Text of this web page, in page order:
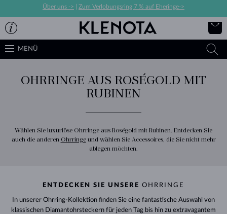
Über uns -> Zum Verlobungsring 7 % auf Eheringe->
MENÜ
OHRRINGE AUS ROSÉGOLD MIT
RUBINEN
Wählen Sie luxuriöse Ohrringe aus Roségold mit Rubinen. Entdecken Sie
auch die anderen Ohrringeund wählen Sie Accessoires, die Sie nicht mehr
ablegen möchten.
ENTDECKEN SIE UNSERE OHRRINGE
In unserer Ohrring-Kollektion finden Sie eine fantastische Auswahl von
klassischen Diamantohrsteckern für jeden Tag bis hin zu extravagantem